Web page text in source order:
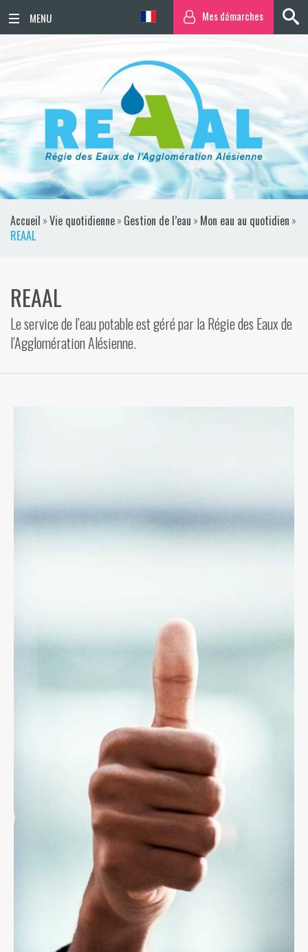
ACTUALITÉS
AGENDA
TERRITOIRE
VIE QUOTIDIENNE
SORTIR / BOUGER
VIDÉOS
Mes démarches
Accueil »Vie quotidienne» Gestion de l’eau » Mon eau au quotidien »
REAAL
REAAL
Le service de l’eau potable est géré par la Régie des Eaux de
l’Agglomération Alésienne.